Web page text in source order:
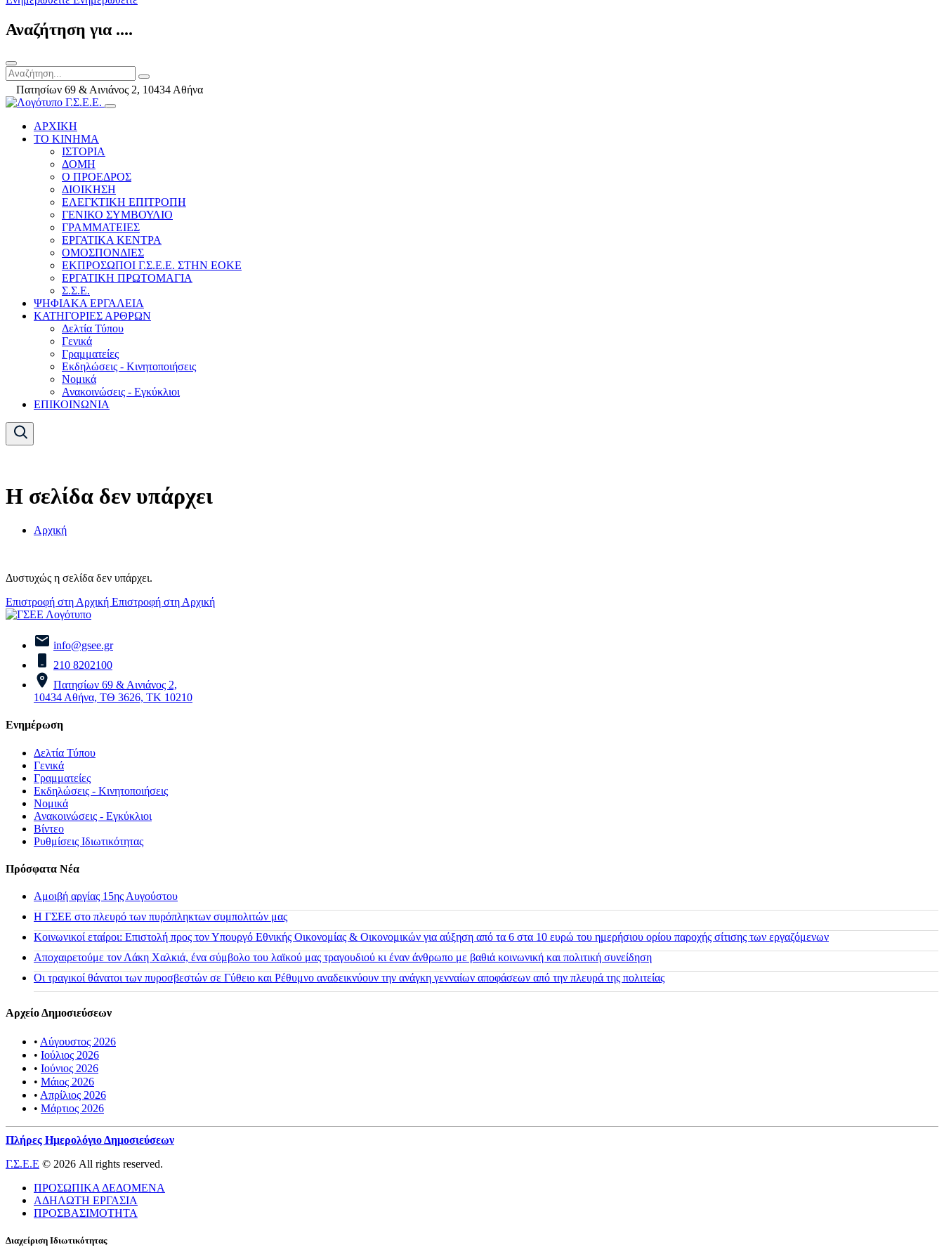
Αναζήτηση για ....
Πατησίων 69 & Αινιάνος 2, 10434 Αθήνα
ΑΡΧΙΚΗ
ΤΟ ΚΙΝΗΜΑ
ΙΣΤΟΡΙΑ
ΔΟΜΗ
Ο ΠΡΟΕΔΡΟΣ
ΔΙΟΙΚΗΣΗ
ΕΛΕΓΚΤΙΚΗ ΕΠΙΤΡΟΠΗ
ΓΕΝΙΚΟ ΣΥΜΒΟΥΛΙΟ
ΓΡΑΜΜΑΤΕΙΕΣ
ΕΡΓΑΤΙΚΑ ΚΕΝΤΡΑ
ΟΜΟΣΠΟΝΔΙΕΣ
ΕΚΠΡΟΣΩΠΟΙ Γ.Σ.Ε.Ε. ΣΤΗΝ ΕΟΚΕ
ΕΡΓΑΤΙΚΗ ΠΡΩΤΟΜΑΓΙΑ
Σ.Σ.Ε.
ΨΗΦΙΑΚΑ ΕΡΓΑΛΕΙΑ
ΚΑΤΗΓΟΡΙΕΣ ΑΡΘΡΩΝ
Δελτία Τύπου
Γενικά
Γραμματείες
Εκδηλώσεις - Κινητοποιήσεις
Νομικά
Ανακοινώσεις - Εγκύκλιοι
ΕΠΙΚΟΙΝΩΝΙΑ
Η σελίδα δεν υπάρχει
Αρχική
Δυστυχώς η σελίδα δεν υπάρχει.
Επιστροφή στη Αρχική Επιστροφή στη Αρχική
info@gsee.gr
210 8202100
Πατησίων 69 & Αινιάνος 2,
10434 Αθήνα, ΤΘ 3626, ΤΚ 10210
Ενημέρωση
Δελτία Τύπου
Γενικά
Γραμματείες
Εκδηλώσεις - Κινητοποιήσεις
Νομικά
Ανακοινώσεις - Εγκύκλιοι
Βίντεο
Ρυθμίσεις Ιδιωτικότητας
Πρόσφατα Νέα
Αμοιβή αργίας 15ης Αυγούστου
H ΓΣΕΕ στο πλευρό των πυρόπληκτων συμπολιτών μας
Κοινωνικοί εταίροι: Επιστολή προς τον Υπουργό Εθνικής Οικονομίας & Οικονομικών για αύξηση από τα 6 στα 10 ευρώ του ημερήσιου ορίου παροχής σίτισης των εργαζόμενων
Αποχαιρετούμε τον Λάκη Χαλκιά, ένα σύμβολο του λαϊκού μας τραγουδιού κι έναν άνθρωπο με βαθιά κοινωνική και πολιτική συνείδηση
Οι τραγικοί θάνατοι των πυροσβεστών σε Γύθειο και Ρέθυμνο αναδεικνύουν την ανάγκη γενναίων αποφάσεων από την πλευρά της πολιτείας
Αρχείο Δημοσιεύσεων
• Αύγουστος 2026
• Ιούλιος 2026
• Ιούνιος 2026
• Μάιος 2026
• Απρίλιος 2026
• Μάρτιος 2026
Πλήρες Ημερολόγιο Δημοσιεύσεων
Γ.Σ.Ε.Ε © 2026 All rights reserved.
ΠΡΟΣΩΠΙΚΑ ΔΕΔΟΜΕΝΑ
ΑΔΗΛΩΤΗ ΕΡΓΑΣΙΑ
ΠΡΟΣΒΑΣΙΜΟΤΗΤΑ
Διαχείριση Ιδιωτικότητας